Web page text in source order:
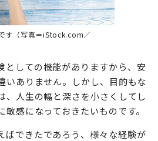
す（写真＝iStock.com／
としての機能がありますから、安
いありません。しかし、目的もな
、人生の幅と深さを小さくしてし
感になっておきたいものです。
ばできたであろう、様々な経験が